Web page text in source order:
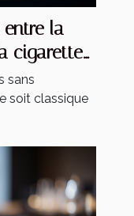
la
cigarette
sans
soit classique